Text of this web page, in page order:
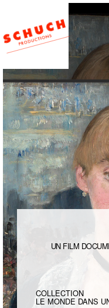
UN FILM
COLLECTION
LE MONDE DANS